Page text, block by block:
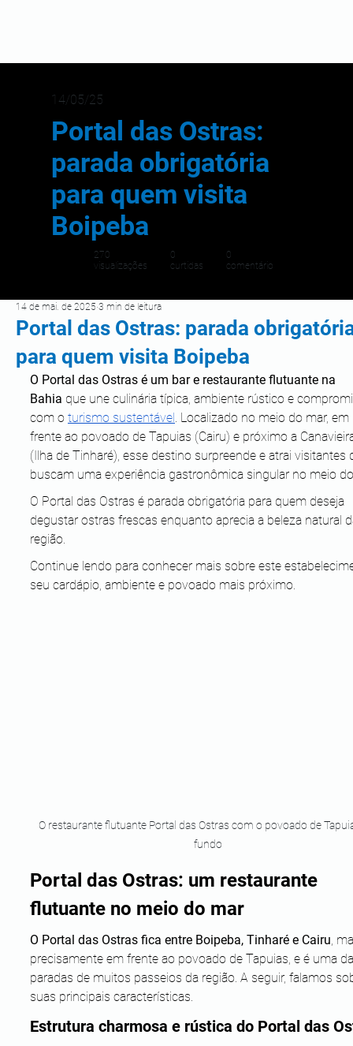
270
visualizações
0
curtidas
0
comentário
Portal das Ostras:
parada obrigatória
para quem visita
Boipeba
14/05/25
Portal das Ostras: parada
para quem visita Boipeba
14 de mai. de 2025 3 min de leitura
O Portal das Ostras é um bar e restaurante flutuante na
Bahia que une culinária típica, ambiente rústico e
com o turismo sustentável. Localizado no meio do mar, em
frente ao povoado de Tapuias (Cairu) e próximo a
(Ilha de Tinharé), esse destino surpreende e atrai visitantes
buscam uma experiência gastronômica singular no meio
O Portal das Ostras é parada obrigatória para quem deseja
degustar ostras frescas enquanto aprecia a beleza natural
região.
Continue lendo para conhecer mais sobre este
seu cardápio, ambiente e povoado mais próximo.
O restaurante flutuante Portal das Ostras com o povoado de
fundo
Portal das Ostras: um restaurante
flutuante no meio do mar
O Portal das Ostras fica entre Boipeba, Tinharé e Cairu ,
precisamente em frente ao povoado de Tapuias, e é uma
paradas de muitos passeios da região. A seguir, falamos
suas principais características.
Estrutura charmosa e rústica do Portal das